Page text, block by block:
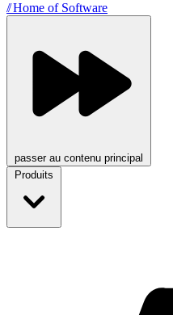
//Home of Software
passer au contenu principal
Produits